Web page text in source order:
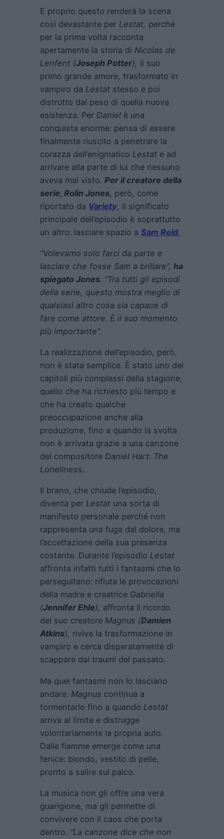
E proprio questo renderà la scena
così devastante per Lestat, perché
per la prima volta racconta
apertamente la storia di Nicolas de
Lenfent (Joseph Potter), il suo
primo grande amore, trasformato in
vampiro da Lestat stesso e poi
distrutto dal peso di quella nuova
esistenza. Per Daniel è una
conquista enorme: pensa di essere
finalmente riuscito a penetrare la
corazza dell’enigmatico Lestat e ad
arrivare alla parte di lui che nessuno
aveva mai visto. Per il creatore della
serie, Rolin Jones, però, come
riportato da Variety, il significato
principale dell’episodio è soprattutto
un altro: lasciare spazio a Sam Reid.
“Volevamo solo farci da parte e
lasciare che fosse Sam a brillare”, ha
spiegato Jones. “Tra tutti gli episodi
della serie, questo mostra meglio di
qualsiasi altro cosa sia capace di
fare come attore. È il suo momento
più importante”.
La realizzazione dell’episodio, però,
non è stata semplice. È stato uno dei
capitoli più complessi della stagione,
quello che ha richiesto più tempo e
che ha creato qualche
preoccupazione anche alla
produzione, fino a quando la svolta
non è arrivata grazie a una canzone
del compositore Daniel Hart: The
Loneliness.
Il brano, che chiude l’episodio,
diventa per Lestat una sorta di
manifesto personale perché non
rappresenta una fuga dal dolore, ma
l’accettazione della sua presenza
costante. Durante l’episodio Lestat
affronta infatti tutti i fantasmi che lo
perseguitano: rifiuta le provocazioni
della madre e creatrice Gabriella
(Jennifer Ehle), affronta il ricordo
del suo creatore Magnus (Damien
Atkins), rivive la trasformazione in
vampiro e cerca disperatamente di
scappare dai traumi del passato.
Ma quei fantasmi non lo lasciano
andare. Magnus continua a
tormentarlo fino a quando Lestat
arriva al limite e distrugge
volontariamente la propria auto.
Dalle fiamme emerge come una
fenice: biondo, vestito di pelle,
pronto a salire sul palco.
La musica non gli offre una vera
guarigione, ma gli permette di
convivere con il caos che porta
dentro. “La canzone dice che non